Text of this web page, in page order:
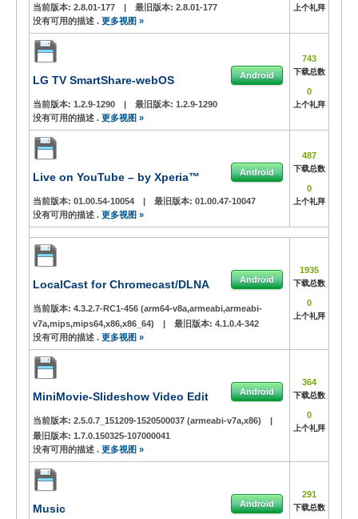
当前版本: 2.8.01-177 | 最旧版本: 2.8.01-177
没有可用的描述 . 更多视图 »
上个礼拜
LG TV SmartShare-webOS Android
当前版本: 1.2.9-1290 | 最旧版本: 1.2.9-1290
没有可用的描述 . 更多视图 »
743
下载总数
0
上个礼拜
Live on YouTube – by Xperia™ Android
当前版本: 01.00.54-10054 | 最旧版本: 01.00.47-10047
没有可用的描述 . 更多视图 »
487
下载总数
0
上个礼拜
LocalCast for Chromecast/DLNA Android
当前版本: 4.3.2.7-RC1-456 (arm64-v8a,armeabi,armeabi-
v7a,mips,mips64,x86,x86_64)
| 最旧版本: 4.1.0.4-342
没有可用的描述 . 更多视图 »
1935
下载总数
0
上个礼拜
MiniMovie-Slideshow Video Edit Android
当前版本: 2.5.0.7_151209-1520500037 (armeabi-v7a,x86)
|
最旧版本: 1.7.0.150325-107000041
没有可用的描述 . 更多视图 »
364
下载总数
0
上个礼拜
Music Android
291
下载总数